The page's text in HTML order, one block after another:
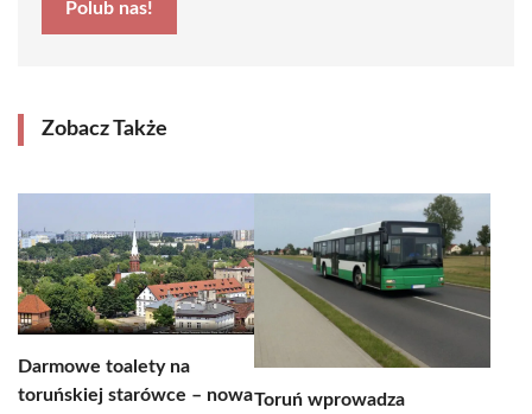
Polub nas!
Zobacz Także
Darmowe toalety na
toruńskiej starówce – nowaToruń wprowadza